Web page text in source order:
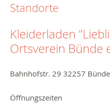
Standorte
Kleiderladen
Ortsverein Bünde
Bahnhofstr. 29 32257 Bünde
Öffnungszeiten